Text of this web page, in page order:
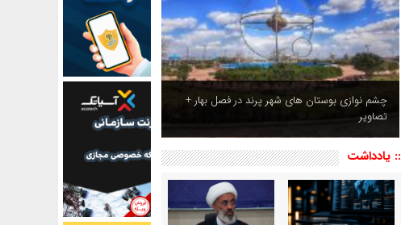
چشم نوازی بوستان های شهر پرند در فصل بهار +
تصاویر
:: یادداشت